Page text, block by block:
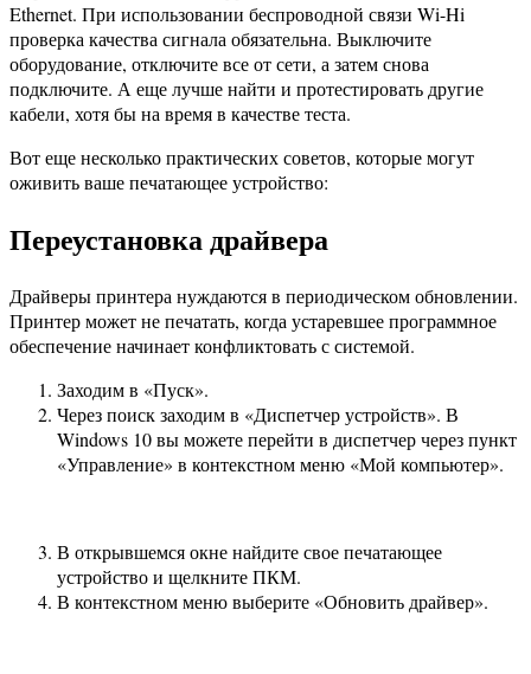
Ethernet. При использовании беспроводной связи Wi-Hi
проверка качества сигнала обязательна. Выключите
оборудование, отключите все от сети, а затем снова
подключите. А еще лучше найти и протестировать другие
кабели, хотя бы на время в качестве теста.
Вот еще несколько практических советов, которые могут
оживить ваше печатающее устройство:
Переустановка драйвера
Драйверы принтера нуждаются в периодическом обновлении.
Принтер может не печатать, когда устаревшее программное
обеспечение начинает конфликтовать с системой.
Заходим в «Пуск».
Через поиск заходим в «Диспетчер устройств». В
Windows 10 вы можете перейти в диспетчер через пункт
«Управление» в контекстном меню «Мой компьютер».
В открывшемся окне найдите свое печатающее
устройство и щелкните ПКМ.
В контекстном меню выберите «Обновить драйвер».